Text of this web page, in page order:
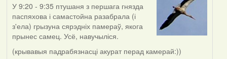
У 9:20 - 9:35 птушаня з першага гнязда
паспяхова і самастойна разабрала (і
з'ела) грызуна сярэдніх памераў, якога
прынес самец. Усё, навучыліся.
(крывавыя падрабязнасці акурат перад камерай:))